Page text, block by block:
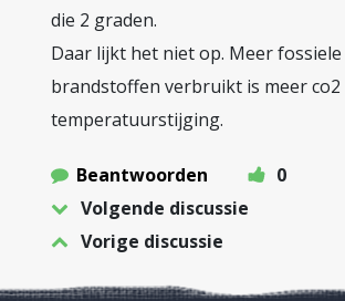
die 2 graden.
Daar lijkt het niet op. Meer fossiele
brandstoffen verbruikt is meer co2
temperatuurstijging.
Beantwoorden
0
Volgende discussie
Vorige discussie